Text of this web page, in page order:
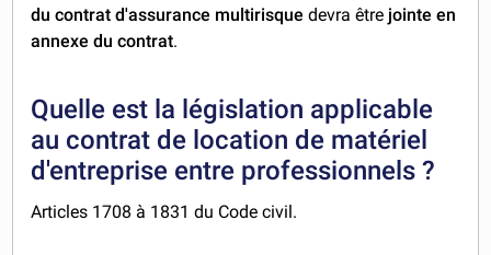
du contrat d'assurance multirisque devra être jointe en
annexe du contrat.
Quelle est la législation applicable
au contrat de location de matériel
d'entreprise entre professionnels ?
Articles 1708 à 1831 du Code civil.